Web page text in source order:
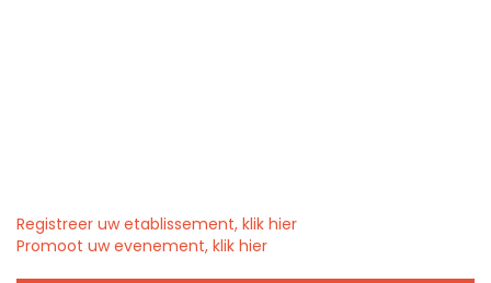
Registreer uw etablissement, klik hier
Promoot uw evenement, klik hier